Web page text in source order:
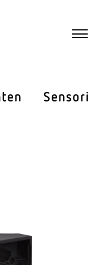
Sensorik